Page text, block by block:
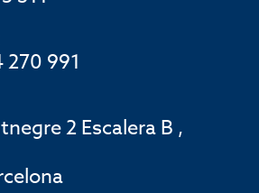
991
2 Escalera B ,